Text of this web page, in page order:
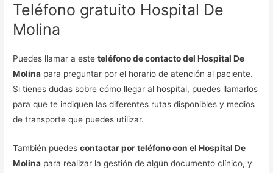
Teléfono gratuito Hospital De
Molina
Puedes llamar a esteteléfono de contacto del Hospital De
Molina para preguntar por el horario de atención al paciente.
Si tienes dudas sobre cómo llegar al hospital, puedes llamarlos
para que te indiquen las diferentes rutas disponibles y medios
de transporte que puedes utilizar.
También puedescontactar por teléfono con el Hospital De
Molina para realizar la gestión de algún documento clínico, y